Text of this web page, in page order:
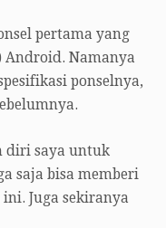
pertama yang
Android. Namanya
ponselnya,
diri saya untuk
saja bisa memberi
Juga sekiranya